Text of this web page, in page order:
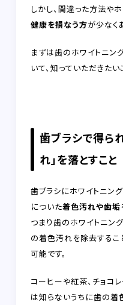
しかし、間違った方法や
健康を損なう方が少なく
まずは歯のホワイトニン
いて、知っていただきたい
歯ブラシで得ら
れ」を落とすこと
歯ブラシにホワイトニン
についた着色汚れや歯垢
つまり歯のホワイトニン
の着色汚れを除去するこ
可能です。
コーヒーや紅茶、チョコ
は知らないうちに歯の着